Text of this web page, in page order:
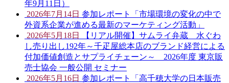
年9月11日）
2026年7月14日 参加レポート「市場環境の変化の中で
外資系企業が進める最新のマーケティング活動」
2026年5月18日
【リアル開催】サムライ弁蔵 水ぐわ
し売り出し192年～千疋屋総本店のブランド経営による
付加価値創造とサプライチェーン～ 2026年度 東京販
売士協会 一般公開 セミナー
2026年5月16日 参加レポート「高千穂大学の日本販売